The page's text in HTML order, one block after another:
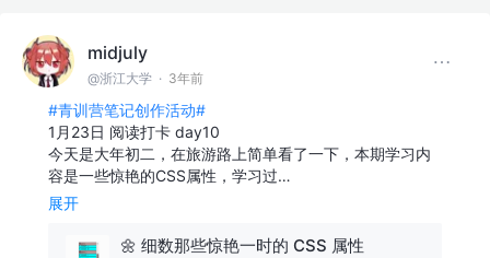
midjuly
@浙江大学 · 3年前
#青训营笔记创作活动#
1月23日 阅读打卡 day10
今天是大年初二，在旅游路上简单看了一下，本期学习内
容是一些惊艳的CSS属性，学习过…
展开
🌼 细数那些惊艳一时的 CSS 属性